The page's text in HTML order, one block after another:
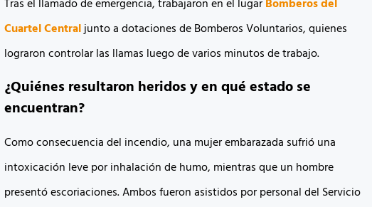
Tras el llamado de emergencia, trabajaron en el lugarBomberos del
Cuartel Centraljunto a dotaciones de Bomberos Voluntarios, quienes
lograron controlar las llamas luego de varios minutos de trabajo.
¿Quiénes resultaron heridos y en qué estado se
encuentran?
Como consecuencia del incendio, una mujer embarazada sufrió una
intoxicación leve por inhalación de humo, mientras que un hombre
presentó escoriaciones. Ambos fueron asistidos por personal del Servicio